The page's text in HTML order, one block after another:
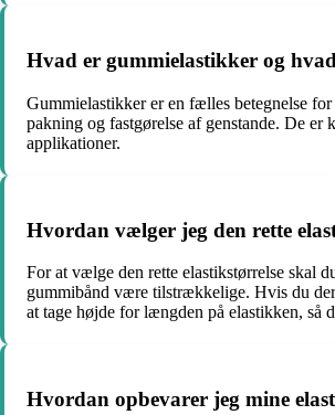
Hvad er gummielastikker og
Gummielastikker er en fælles betegnelse
pakning og fastgørelse af genstande. De
applikationer.
Hvordan vælger jeg den rette
For at vælge den rette elastikstørrelse skal
gummibånd være tilstrækkelige. Hvis du
at tage højde for længden på elastikken, så
Hvordan opbevarer jeg mine